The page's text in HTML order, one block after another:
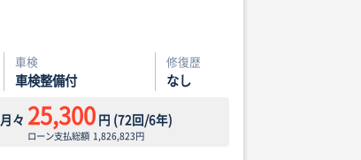
車検
車検整備付
修復歴
なし
月々 25,300円 (72回/6年)
ローン支払総額 1,826,823円